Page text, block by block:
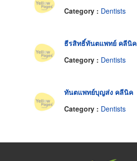
Category : Dentists
ธีรสิทธิ์ทันตแพทย์ คลีนิค
Category : Dentists
ทันตแพทย์บุญส่ง คลีนิค
Category : Dentists